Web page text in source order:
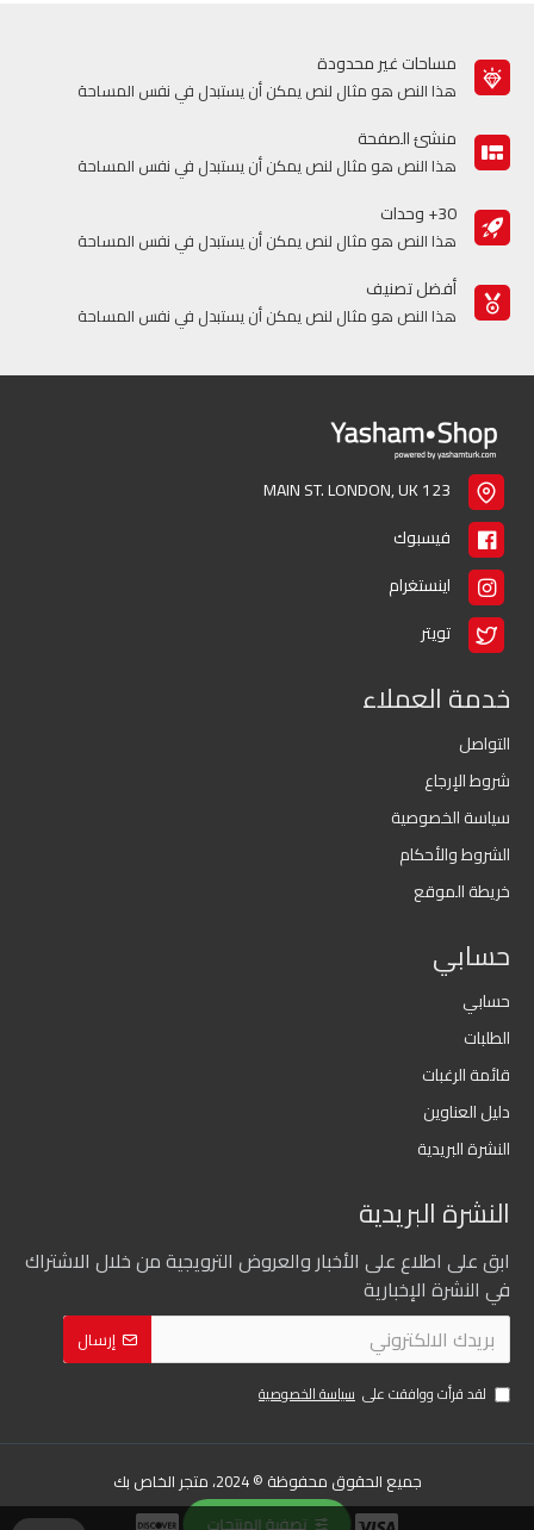
مساحات غير محدودة
هذا النص هو مثال لنص يمكن أن يستبدل في نفس المساحة
منشئ الصفحة
هذا النص هو مثال لنص يمكن أن يستبدل في نفس المساحة
30+ وحدات
هذا النص هو مثال لنص يمكن أن يستبدل في نفس المساحة
أفضل تصنيف
هذا النص هو مثال لنص يمكن أن يستبدل في نفس المساحة
123 MAIN ST. LONDON, UK
فيسبوك
اينستغرام
تويتر
خدمة العملاء
التواصل
شروط الإرجاع
سياسة الخصوصية
الشروط والأحكام
خريطة الموقع
حسابي
حسابي
الطلبات
قائمة الرغبات
دليل العناوين
النشرة البريدية
النشرة البريدية
ابق على اطلاع على الأخبار والعروض الترويجية من خلال الاشتراك
في النشرة الإخبارية
إرسال
لقد قرأت ووافقت على سياسة الخصوصية
جميع الحقوق محفوظة © 2024، متجر الخاص بك
تصفية المنتجات